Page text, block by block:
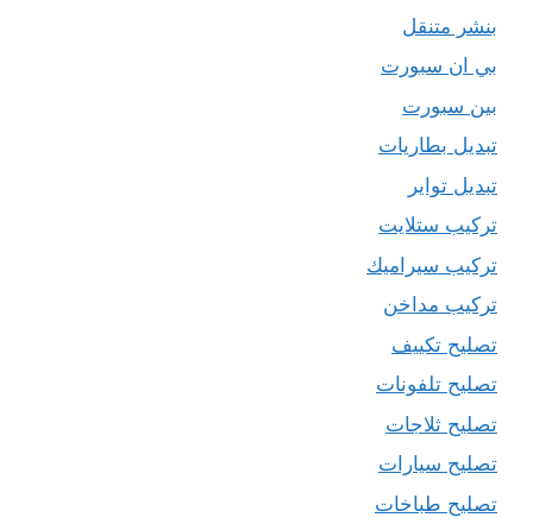
بنشر متنقل
بي ان سبورت
بين سبورت
تبديل بطاريات
تبديل تواير
تركيب ستلايت
تركيب سيراميك
تركيب مداخن
تصليح تكييف
تصليح تلفونات
تصليح ثلاجات
تصليح سيارات
تصليح طباخات